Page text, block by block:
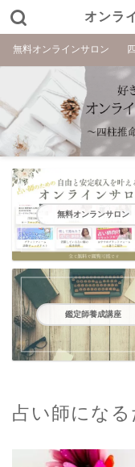
オンラ
無料オンラインサロン
無料オンランサロン
鑑定師養成講座
占い師にな